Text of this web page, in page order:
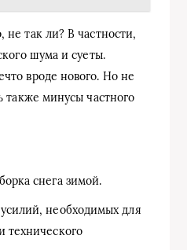
не так ли? В частности,
шума и суеты.
вроде нового. Но не
также минусы частного
снега зимой.
необходимых для
технического